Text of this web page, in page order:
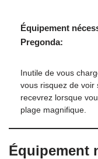
Équipement
Pregonda:
Inutile de vous
vous risquez de voir
recevrez lorsque
plage magnifique.
Équipement